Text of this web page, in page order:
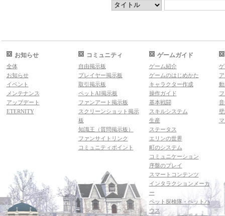
お知らせ
全体
お知らせ
イベント
メンテナンス
アップデート
ETERNITY
コミュニティ
自由掲示板
プレイヤー掲示板
取引掲示板
ペットAI掲示板
ファンアート掲示板
スクリーンショット掲示
板
知識王（質問掲示板）
ファンサイトリンク
コミュニティポイント
ゲームガイド
ゲーム紹介
ゲームのはじめかた
キャラクター作成
操作ガイド
基本戦闘
スキルシステム
生産
ステータス
エリンの世界
町のシステム
コミュニケーション
序盤のプレイ
スマートコンテンツ
インタラクションメーカ
ー
ペット探検隊・ペットハ
ウス